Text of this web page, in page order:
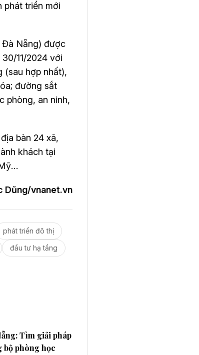
phát triển mới
Đà Nẵng) được
11/2024 với
(sau hợp nhất),
đường sắt
phòng, an ninh,
bàn 24 xã,
khách tại
Dũng/vnanet.vn
phát triển đô thị
đầu tư hạ tầng
Tìm giải pháp
bộ phòng học